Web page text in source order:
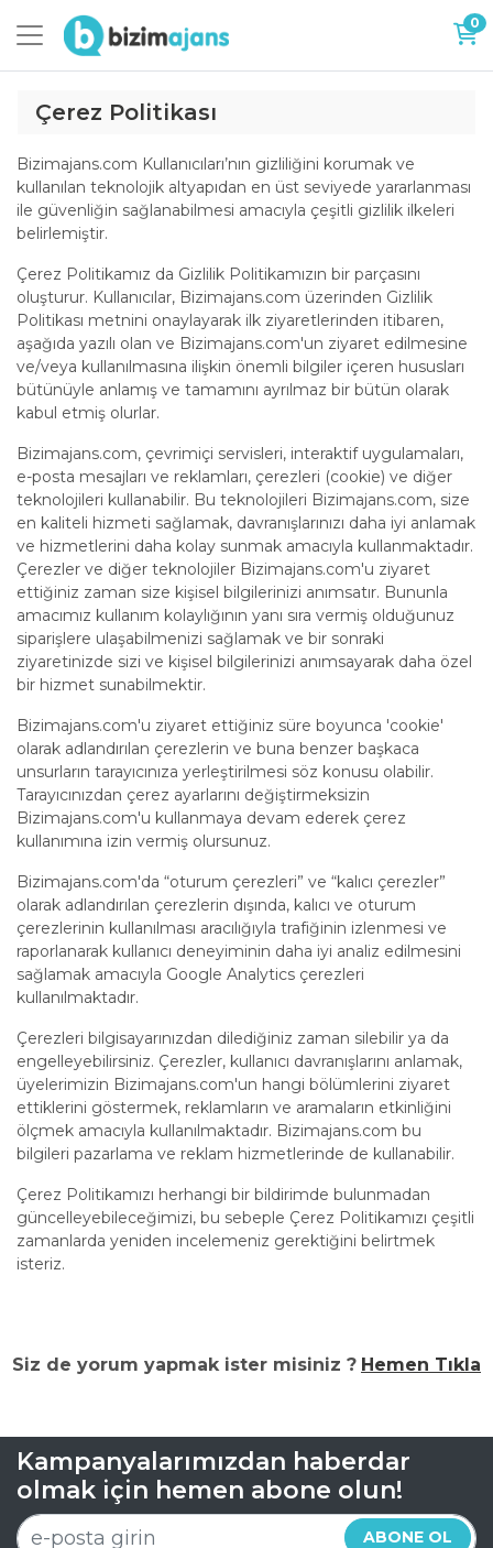
0
Çerez Politikası
Bizimajans.com Kullanıcıları’nın gizliliğini korumak ve
kullanılan teknolojik altyapıdan en üst seviyede yararlanması
ile güvenliğin sağlanabilmesi amacıyla çeşitli gizlilik ilkeleri
belirlemiştir.
Çerez Politikamız da Gizlilik Politikamızın bir parçasını
oluşturur. Kullanıcılar, Bizimajans.com üzerinden Gizlilik
Politikası metnini onaylayarak ilk ziyaretlerinden itibaren,
aşağıda yazılı olan ve Bizimajans.com'un ziyaret edilmesine
ve/veya kullanılmasına ilişkin önemli bilgiler içeren hususları
bütünüyle anlamış ve tamamını ayrılmaz bir bütün olarak
kabul etmiş olurlar.
Bizimajans.com, çevrimiçi servisleri, interaktif uygulamaları,
e-posta mesajları ve reklamları, çerezleri (cookie) ve diğer
teknolojileri kullanabilir. Bu teknolojileri Bizimajans.com, size
en kaliteli hizmeti sağlamak, davranışlarınızı daha iyi anlamak
ve hizmetlerini daha kolay sunmak amacıyla kullanmaktadır.
Çerezler ve diğer teknolojiler Bizimajans.com'u ziyaret
ettiğiniz zaman size kişisel bilgilerinizi anımsatır. Bununla
amacımız kullanım kolaylığının yanı sıra vermiş olduğunuz
siparişlere ulaşabilmenizi sağlamak ve bir sonraki
ziyaretinizde sizi ve kişisel bilgilerinizi anımsayarak daha özel
bir hizmet sunabilmektir.
Bizimajans.com'u ziyaret ettiğiniz süre boyunca 'cookie'
olarak adlandırılan çerezlerin ve buna benzer başkaca
unsurların tarayıcınıza yerleştirilmesi söz konusu olabilir.
Tarayıcınızdan çerez ayarlarını değiştirmeksizin
Bizimajans.com'u kullanmaya devam ederek çerez
kullanımına izin vermiş olursunuz.
Bizimajans.com'da “oturum çerezleri” ve “kalıcı çerezler”
olarak adlandırılan çerezlerin dışında, kalıcı ve oturum
çerezlerinin kullanılması aracılığıyla trafiğinin izlenmesi ve
raporlanarak kullanıcı deneyiminin daha iyi analiz edilmesini
sağlamak amacıyla Google Analytics çerezleri
kullanılmaktadır.
Çerezleri bilgisayarınızdan dilediğiniz zaman silebilir ya da
engelleyebilirsiniz. Çerezler, kullanıcı davranışlarını anlamak,
üyelerimizin Bizimajans.com'un hangi bölümlerini ziyaret
ettiklerini göstermek, reklamların ve aramaların etkinliğini
ölçmek amacıyla kullanılmaktadır. Bizimajans.com bu
bilgileri pazarlama ve reklam hizmetlerinde de kullanabilir.
Çerez Politikamızı herhangi bir bildirimde bulunmadan
güncelleyebileceğimizi, bu sebeple Çerez Politikamızı çeşitli
zamanlarda yeniden incelemeniz gerektiğini belirtmek
isteriz.
Siz de yorum yapmak ister misiniz ? Hemen Tıkla
Kampanyalarımızdan haberdar
olmak için hemen abone olun!
ABONE OL